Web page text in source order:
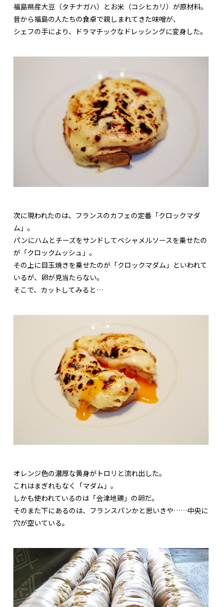
福島県産大豆（タチナガハ）とお米（コシヒカリ）が原材料。
昔から福島の人たちの食卓で親しまれてきた味噌が、
シェフの手により、ドラマチックなドレッシングに変身した。
次に現われたのは、フランスのカフェの定番「クロックマダ
ム」。
パンにハムとチーズをサンドしてベシャメルソースを乗せたの
が「クロックムッシュ」。
その上に目玉焼きを乗せたのが「クロックマダム」といわれて
いるが、卵が見当たらない。
そこで、カットしてみると…
オレンジ色の濃厚な黄身がトロリと流れ出した。
これはまぎれもなく「マダム」。
しかも使われているのは「会津地鶏」の卵だ。
そのまた下にあるのは、フランスパンかと思いきや……中央に
穴が空いている。